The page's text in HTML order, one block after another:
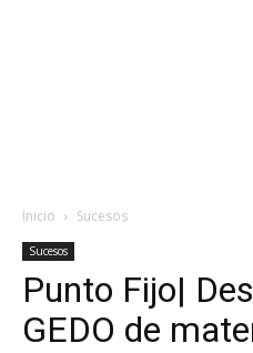
Inicio Sucesos
Sucesos
Punto Fijo|
GEDO de